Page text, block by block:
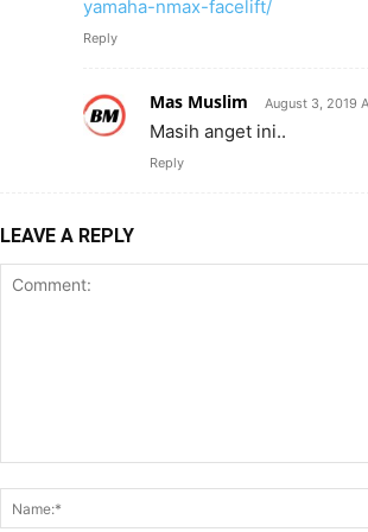
yamaha-nmax-facelift/
Reply
Mas Muslim August 3, 2019
Masih anget ini..
Reply
LEAVE A REPLY